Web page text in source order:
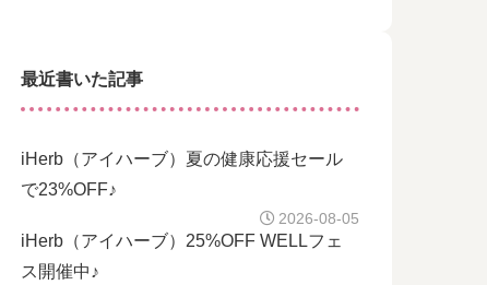
最近書いた記事
iHerb（アイハーブ）夏の健康応援セール
で23%OFF♪
2026-08-05
iHerb（アイハーブ）25%OFF WELLフェ
ス開催中♪